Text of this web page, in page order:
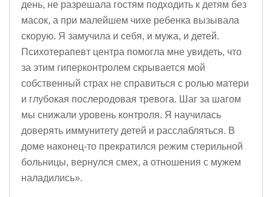
день, не разрешала гостям подходить к детям без
масок, а при малейшем чихе ребенка вызывала
скорую. Я замучила и себя, и мужа, и детей.
Психотерапевт центра помогла мне увидеть, что
за этим гиперконтролем скрывается мой
собственный страх не справиться с ролью матери
и глубокая послеродовая тревога. Шаг за шагом
мы снижали уровень контроля. Я научилась
доверять иммунитету детей и расслабляться. В
доме наконец-то прекратился режим стерильной
больницы, вернулся смех, а отношения с мужем
наладились».